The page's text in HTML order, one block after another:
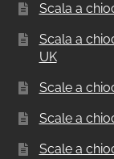
Scala a
Scala a
UK
Scale a
Scale a
Scale a